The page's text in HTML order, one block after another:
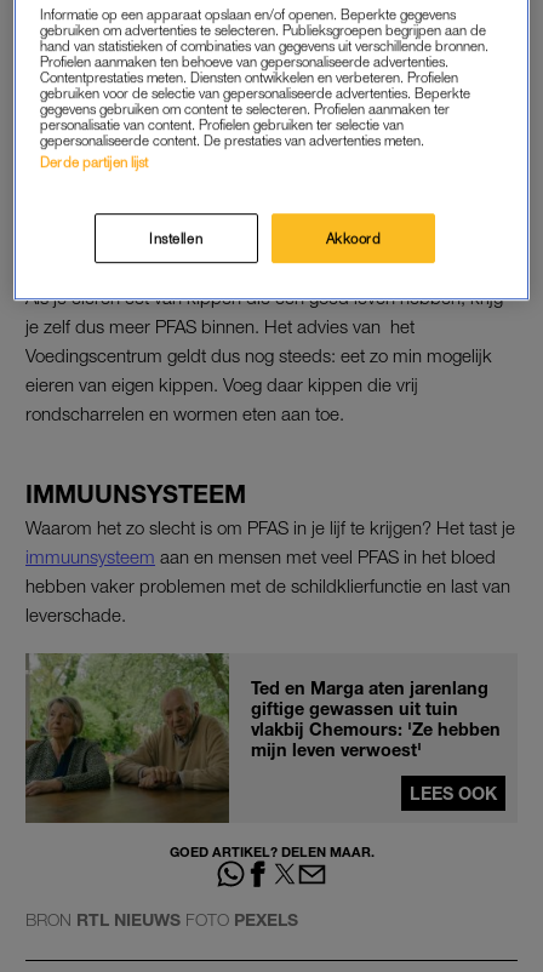
bevatten hogere PFAS-waarden.
VOER
Kippen die uitsluitend voer uit de winkel kregen, hadden
lagere PFAS-waarden dan kippen die deels zelf naar voedsel
zijn, maar regenwormen die de scharrelende kippen
Als je eieren eet van kippen die een goed leven hebben, krijg
je zelf dus meer PFAS binnen. Het advies van het
Voedingscentrum geldt dus nog steeds: eet zo min mogelijk
eieren van eigen kippen. Voeg daar kippen die vrij
rondscharrelen en wormen eten aan toe.
IMMUUNSYSTEEM
Waarom het zo slecht is om PFAS in je lijf te krijgen? Het tast je
immuunsysteem aan en mensen met veel PFAS in het bloed
hebben vaker problemen met de schildklierfunctie en last van
leverschade.
Ted en Marga aten jarenlang
giftige gewassen uit tuin
vlakbij Chemours: 'Ze hebben
mijn leven verwoest'
LEES OOK
GOED ARTIKEL? DELEN MAAR.
BRON RTL NIEUWS FOTO PEXELS
Informatie op een apparaat opslaan en/of openen. Beperkte gegevens
gebruiken om advertenties te selecteren. Publieksgroepen begrijpen aan de
hand van statistieken of combinaties van gegevens uit verschillende bronnen.
Profielen aanmaken ten behoeve van gepersonaliseerde advertenties.
Contentprestaties meten. Diensten ontwikkelen en verbeteren. Profielen
gebruiken voor de selectie van gepersonaliseerde advertenties. Beperkte
gegevens gebruiken om content te selecteren. Profielen aanmaken ter
personalisatie van content. Profielen gebruiken ter selectie van
gepersonaliseerde content. De prestaties van advertenties meten.
Derde partijen lijst
Instellen Akkoord